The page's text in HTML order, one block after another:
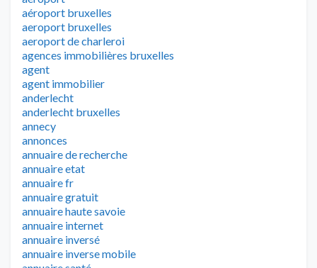
aéroport bruxelles
aeroport bruxelles
aeroport de charleroi
agences immobilières bruxelles
agent
agent immobilier
anderlecht
anderlecht bruxelles
annecy
annonces
annuaire de recherche
annuaire etat
annuaire fr
annuaire gratuit
annuaire haute savoie
annuaire internet
annuaire inversé
annuaire inverse mobile